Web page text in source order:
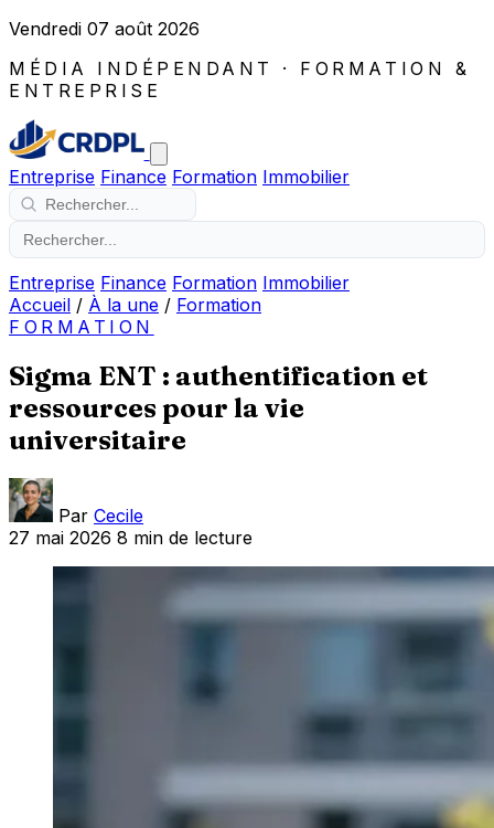
Vendredi 07 août 2026
MÉDIA INDÉPENDANT · FORMATION &
ENTREPRISE
Entreprise Finance Formation Immobilier
Entreprise Finance Formation Immobilier
Accueil / À la une / Formation
FORMATION
Sigma ENT : authentification et
ressources pour la vie
universitaire
Par Cecile
27 mai 2026 8 min de lecture